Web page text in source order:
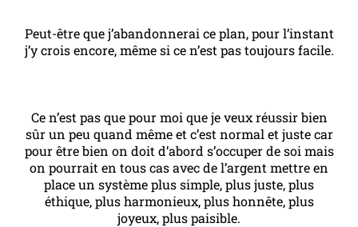
Peut-être que j’abandonnerai ce plan, pour l’instant
j’y crois encore, même si ce n’est pas toujours facile.
Ce n’est pas que pour moi que je veux réussir bien
sûr un peu quand même et c’est normal et juste car
pour être bien on doit d’abord s’occuper de soi mais
on pourrait en tous cas avec de l’argent mettre en
place un système plus simple, plus juste, plus
éthique, plus harmonieux, plus honnête, plus
joyeux, plus paisible.